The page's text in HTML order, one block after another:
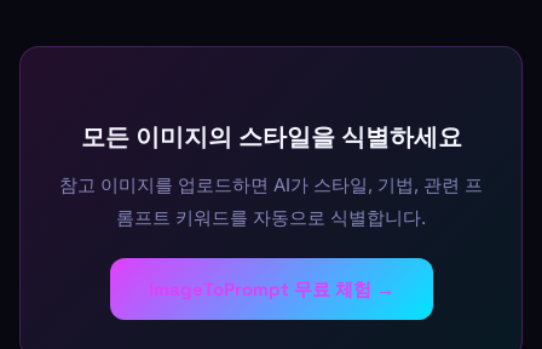
모든 이미지의 스타일을 식별하세요
참고 이미지를 업로드하면 AI가 스타일, 기법, 관련 프
롬프트 키워드를 자동으로 식별합니다.
ImageToPrompt 무료 체험 →